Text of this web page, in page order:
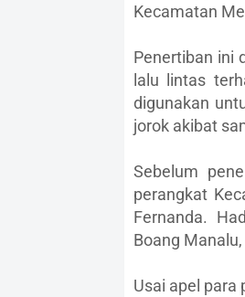
Kecamatan
Penertiban ini
lalu lintas
digunakan
jorok akibat
Sebelum
perangkat
Fernanda.
Boang
Usai apel para